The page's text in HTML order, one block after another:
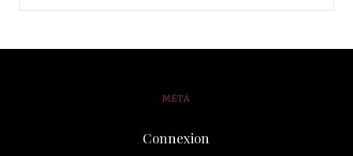
MÉTA
Connexion